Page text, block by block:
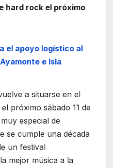
hard rock el próximo
el apoyo logístico al
e Isla
a situarse en el
próximo sábado 11 de
especial de
se cumple una década
un festival
mejor música a la